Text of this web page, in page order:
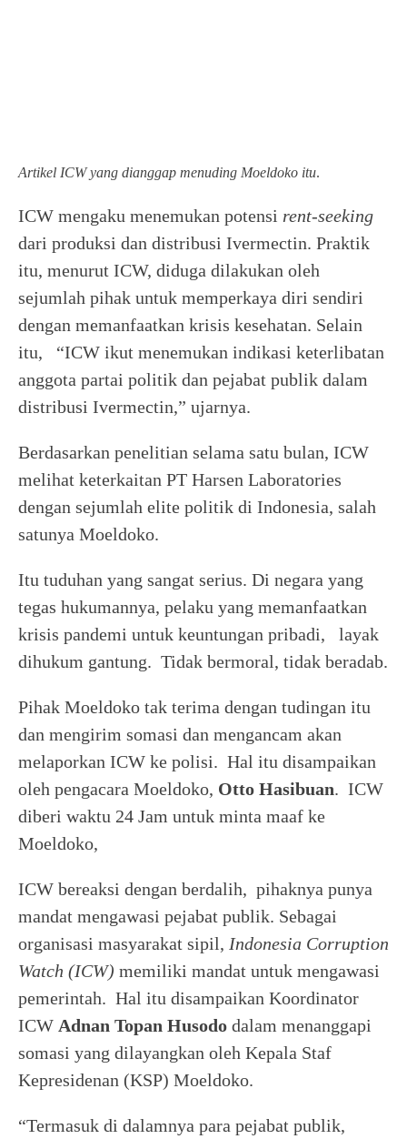
Artikel ICW yang dianggap menuding Moeldoko itu.
ICW mengaku menemukan potensi rent-seeking
dari produksi dan distribusi Ivermectin. Praktik
itu, menurut ICW, diduga dilakukan oleh
sejumlah pihak untuk memperkaya diri sendiri
dengan memanfaatkan krisis kesehatan. Selain
itu, “ICW ikut menemukan indikasi keterlibatan
anggota partai politik dan pejabat publik dalam
distribusi Ivermectin,” ujarnya.
Berdasarkan penelitian selama satu bulan, ICW
melihat keterkaitan PT Harsen Laboratories
dengan sejumlah elite politik di Indonesia, salah
satunya Moeldoko.
Itu tuduhan yang sangat serius. Di negara yang
tegas hukumannya, pelaku yang memanfaatkan
krisis pandemi untuk keuntungan pribadi, layak
dihukum gantung. Tidak bermoral, tidak beradab.
Pihak Moeldoko tak terima dengan tudingan itu
dan mengirim somasi dan mengancam akan
melaporkan ICW ke polisi. Hal itu disampaikan
oleh pengacara Moeldoko, Otto Hasibuan. ICW
diberi waktu 24 Jam untuk minta maaf ke
Moeldoko,
ICW bereaksi dengan berdalih, pihaknya punya
mandat mengawasi pejabat publik. Sebagai
organisasi masyarakat sipil, Indonesia Corruption
Watch (ICW) memiliki mandat untuk mengawasi
pemerintah. Hal itu disampaikan Koordinator
ICW Adnan Topan Husodo dalam menanggapi
somasi yang dilayangkan oleh Kepala Staf
Kepresidenan (KSP) Moeldoko.
“Termasuk di dalamnya para pejabat publik,